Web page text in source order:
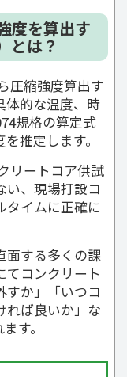
度を算出す
とは？
圧縮強度算出す
体的な温度、時
規格の算定式
推定します。
リートコア供試
い、現場打設コ
タイムに正確に
面する多くの課
てコンクリート
すか」「いつコ
れば良いか」な
す。